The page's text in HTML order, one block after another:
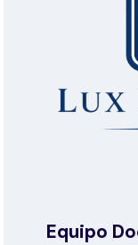
Equipo